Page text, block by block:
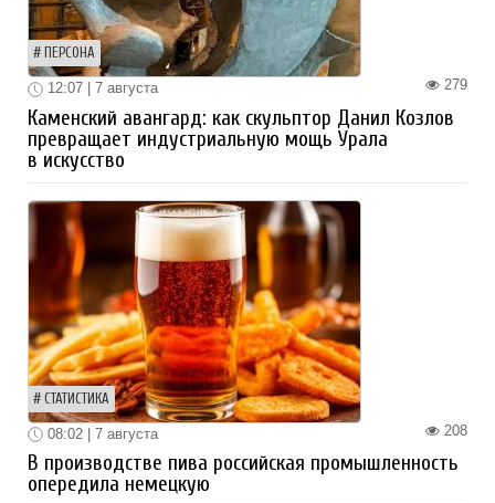
ПЕРСОНА
279
12:07 | 7 августа
Каменский авангард: как скульптор Данил Козлов
превращает индустриальную мощь Урала
в искусство
СТАТИСТИКА
208
08:02 | 7 августа
В производстве пива российская промышленность
опередила немецкую